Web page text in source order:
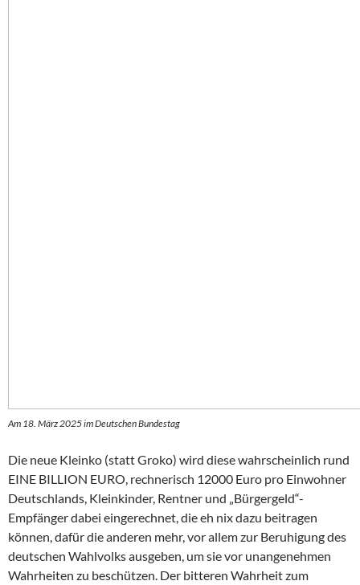
Am 18. März 2025 im Deutschen Bundestag
Die neue Kleinko (statt Groko) wird diese wahrscheinlich rund
EINE BILLION EURO, rechnerisch 12000 Euro pro Einwohner
Deutschlands, Kleinkinder, Rentner und „Bürgergeld“-
Empfänger dabei eingerechnet, die eh nix dazu beitragen
können, dafür die anderen mehr, vor allem zur Beruhigung des
deutschen Wahlvolks ausgeben, um sie vor unangenehmen
Wahrheiten zu beschützen. Der bitteren Wahrheit zum